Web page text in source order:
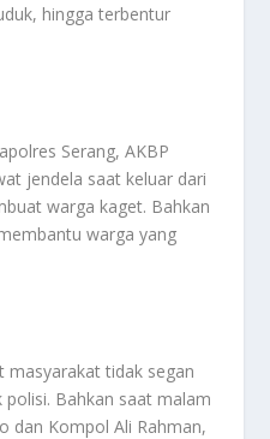
hingga terbentur
Serang, AKBP
jendela saat keluar dari
warga kaget. Bahkan
warga yang
masyarakat tidak segan
Bahkan saat malam
dan Kompol Ali Rahman,